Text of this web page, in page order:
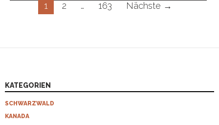
Beitragsnavigation
1 2 … 163 Nächste →
KATEGORIEN
SCHWARZWALD
KANADA